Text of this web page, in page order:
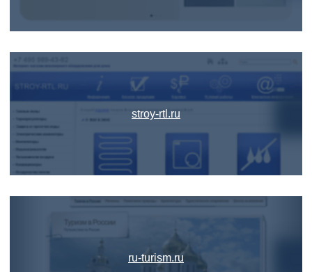
stroy-rtl.ru
ru-turism.ru